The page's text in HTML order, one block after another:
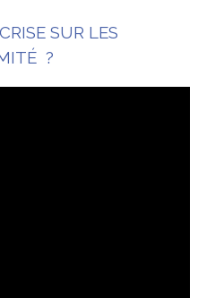
SUR LES
?